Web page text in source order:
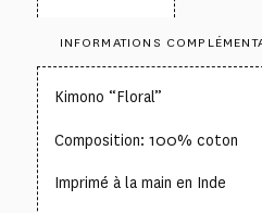
INFORMATIONS
Kimono “Floral”
Composition: 100% coton
Imprimé à la main en Inde